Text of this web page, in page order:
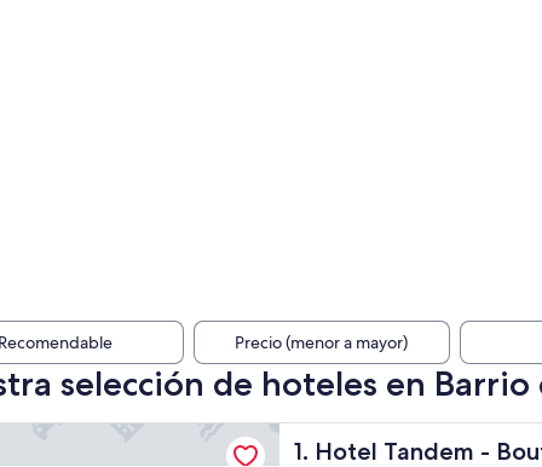
Recomendable Precio (menor a mayor)
selección de hoteles en Barrio
1. Hotel Tandem -
Hotel Tandem - Boutique
- Boutique Hotel